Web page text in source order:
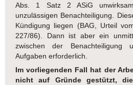
Abs. 1 Satz 2 ASiG
unzulässigen Benachteiligung.
Kündigung liegen (BAG, Urteil
227/86). Dann ist aber ein
zwischen der
Aufgaben erforderlich.
Im vorliegenden Fall hat der
nicht auf Gründe gestützt,